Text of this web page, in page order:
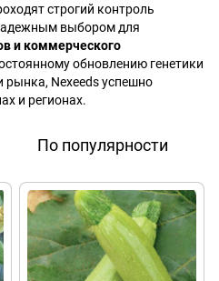
строгий контроль
выбором для
и коммерческого
обновлению генетики
рынка, Nexeeds успешно
и регионах.
По популярности